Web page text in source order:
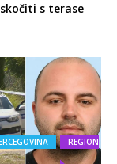
s terase
REGION